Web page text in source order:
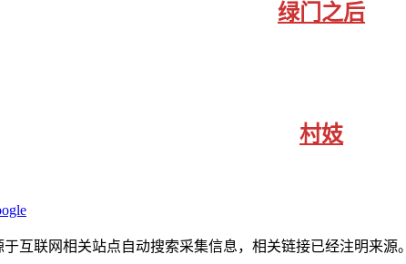
绿门之后
村妓
互联网相关站点自动搜索采集信息，相关链接已经注明来源。